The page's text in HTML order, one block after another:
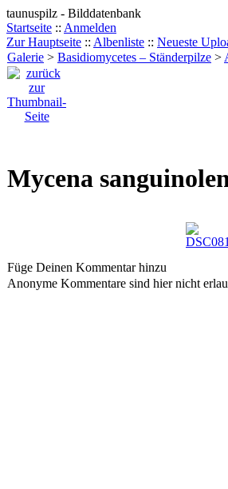
taunuspilz - Bilddatenbank
Startseite :: Anmelden
Zur Hauptseite :: Albenliste :: Neueste
Galerie > Basidiomycetes – Ständerpilze >
Mycena
Füge Deinen Kommentar hinzu
Anonyme Kommentare sind hier nicht